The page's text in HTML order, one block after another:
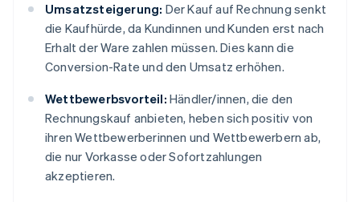
Umsatzsteigerung: Der Kauf auf Rechnung senkt
die Kaufhürde, da Kundinnen und Kunden erst nach
Erhalt der Ware zahlen müssen. Dies kann die
Conversion-Rate und den Umsatz erhöhen.
Wettbewerbsvorteil: Händler/innen, die den
Rechnungskauf anbieten, heben sich positiv von
ihren Wettbewerberinnen und Wettbewerbern ab,
die nur Vorkasse oder Sofortzahlungen
akzeptieren.